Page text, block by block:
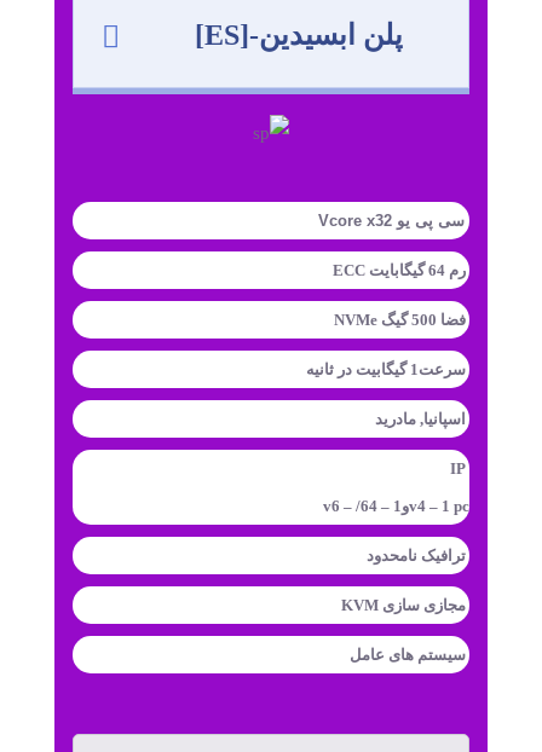
پلن ابسیدین-[ES]
سی پی یو Vcore x32
رم 64 گیگابایت ECC
فضا 500 گیگ NVMe
سرعت1 گیگابیت در ثانیه
اسپانیا, مادرید
IP
v4 – 1 pcوv6 – /64 – 1
ترافیک نامحدود
مجازی سازی KVM
سیستم های عامل